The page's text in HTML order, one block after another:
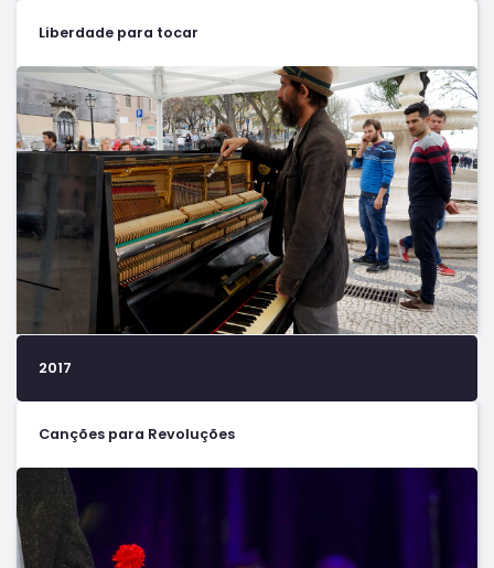
Liberdade para tocar
2017
Canções para Revoluções